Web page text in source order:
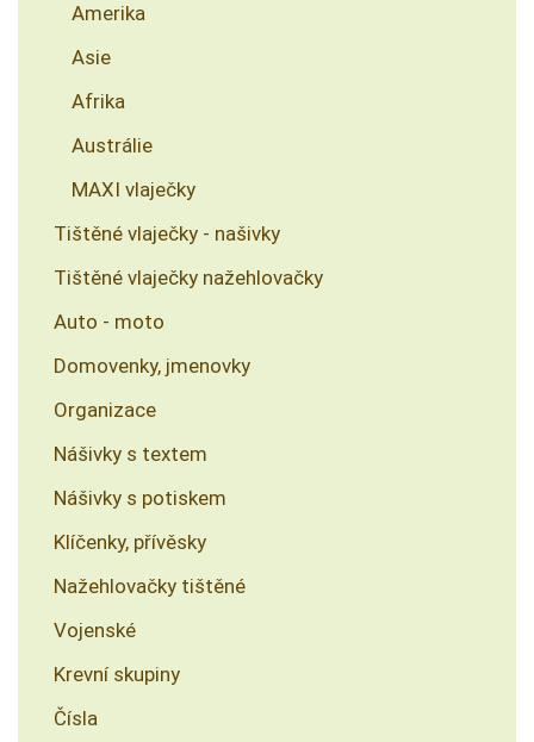
Amerika
Asie
Afrika
Austrálie
MAXI vlaječky
Tištěné vlaječky - našivky
Tištěné vlaječky nažehlovačky
Auto - moto
Domovenky, jmenovky
Organizace
Nášivky s textem
Nášivky s potiskem
Klíčenky, přívěsky
Nažehlovačky tištěné
Vojenské
Krevní skupiny
Čísla